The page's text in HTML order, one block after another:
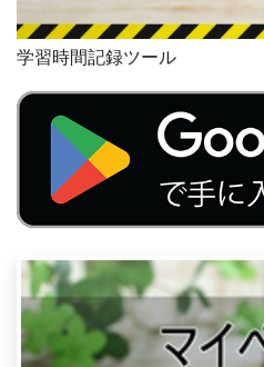
学習時間記録ツール